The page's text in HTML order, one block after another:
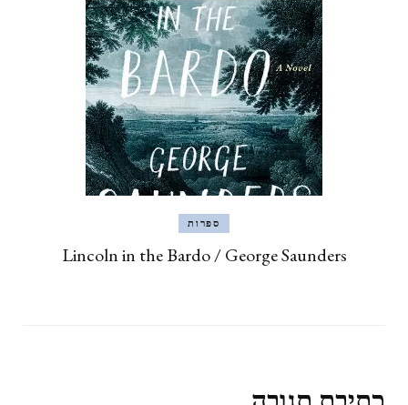
ספרות
Lincoln in the Bardo / George Saunders